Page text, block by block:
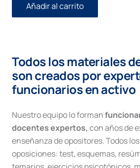
Civil
I
Verbal
cantidad
Añadir al carrito
Todos los materiales
son creados por
funcionarios en activo
Nuestro equipo lo forman
docentes expertos, con años de
enseñanza de opositores. Todos
oposiciones: test, esquemas,